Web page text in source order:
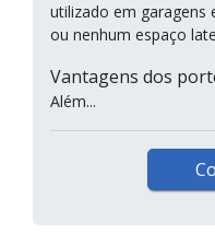
utilizado em garagens
ou nenhum espaço
Vantagens dos
Além...